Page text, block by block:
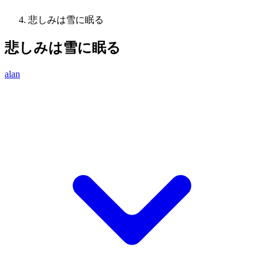
悲しみは雪に眠る
悲しみは雪に眠る
alan